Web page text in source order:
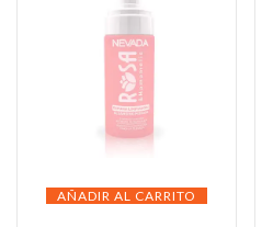
AÑADIR AL CARRITO